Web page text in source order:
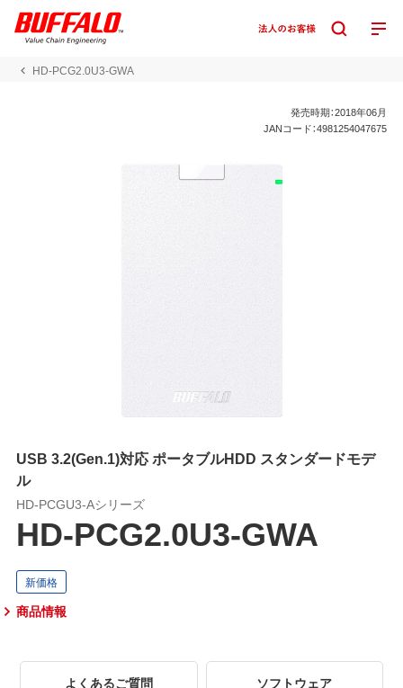
HD-PCG2.0U3-GWA
発売時期：2018年06月
JANコード：4981254047675
USB 3.2(Gen.1)対応 ポータブルHDD スタンダードモデ
ル
HD-PCGU3-Aシリーズ
HD-PCG2.0U3-GWA
商品情報
よくあるご質問 ソフトウェア